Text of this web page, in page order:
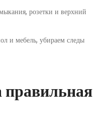
розетки и верхний
и мебель, убираем следы